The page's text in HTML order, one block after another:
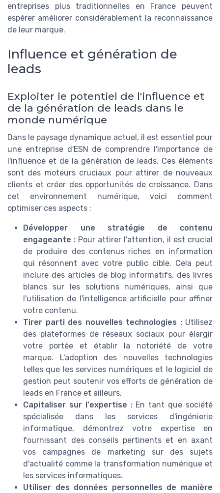
entreprises plus traditionnelles en France peuvent
espérer améliorer considérablement la reconnaissance
de leur marque.
Influence et génération de
leads
Exploiter le potentiel de l'influence et
de la génération de leads dans le
monde numérique
Dans le paysage dynamique actuel, il est essentiel pour
une entreprise d'ESN de comprendre l'importance de
l'influence et de la génération de leads. Ces éléments
sont des moteurs cruciaux pour attirer de nouveaux
clients et créer des opportunités de croissance. Dans
cet environnement numérique, voici comment
optimiser ces aspects :
Développer une stratégie de contenu
engageante : Pour attirer l'attention, il est crucial
de produire des contenus riches en information
qui résonnent avec votre public cible. Cela peut
inclure des articles de blog informatifs, des livres
blancs sur les solutions numériques, ainsi que
l'utilisation de l'intelligence artificielle pour affiner
votre contenu.
Tirer parti des nouvelles technologies :Utilisez
des plateformes de réseaux sociaux pour élargir
votre portée et établir la notoriété de votre
marque. L'adoption des nouvelles technologies
telles que les services numériques et le logiciel de
gestion peut soutenir vos efforts de génération de
leads en France et ailleurs.
Capitaliser sur l'expertise :En tant que société
spécialisée dans les services d'ingénierie
informatique, démontrez votre expertise en
fournissant des conseils pertinents et en axant
vos campagnes de marketing sur des sujets
d'actualité comme la transformation numérique et
les services informatiques.
Utiliser des données personnelles de manière